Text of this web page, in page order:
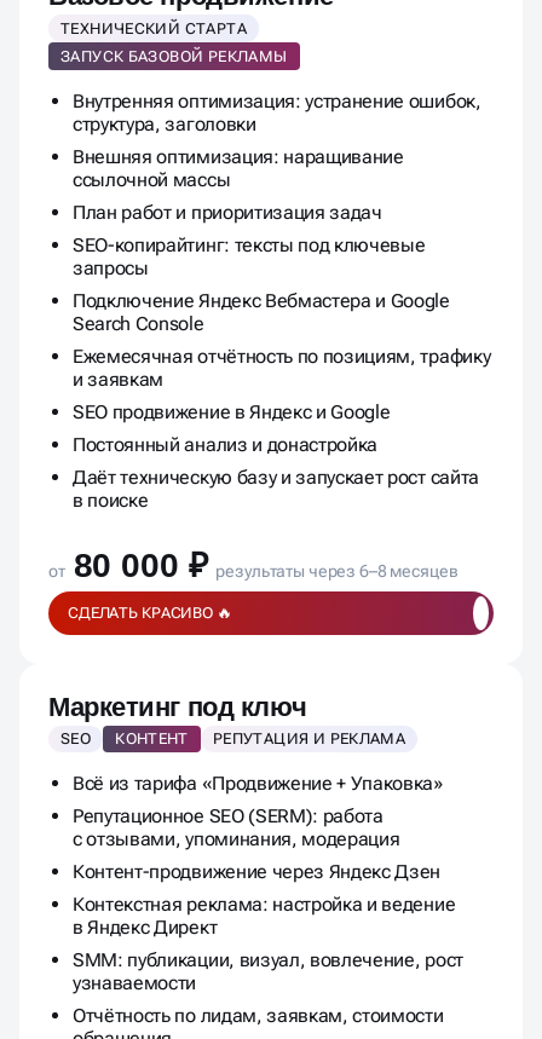
Базовое продвижение
ТЕХНИЧЕСКИЙ СТАРТА
ЗАПУСК БАЗОВОЙ РЕКЛАМЫ
Внутренняя оптимизация: устранение ошибок,
структура, заголовки
Внешняя оптимизация: наращивание
ссылочной массы
План работ и приоритизация задач
SEO-копирайтинг: тексты под ключевые
запросы
Подключение Яндекс Вебмастера и Google
Search Console
Ежемесячная отчётность по позициям, трафику
и заявкам
SEO продвижение в Яндекс и Google
Постоянный анализ и донастройка
Даёт техническую базу и запускает рост сайта
от 80 000 ₽ результаты через 6–8 месяцев
Маркетинг под ключ
SEO КОНТЕНТ РЕПУТАЦИЯ И РЕКЛАМА
Всё из тарифа «Продвижение + Упаковка»
Репутационное SEO (SERM): работа
с отзывами, упоминания, модерация
Контент-продвижение через Яндекс Дзен
Контекстная реклама: настройка и ведение
в Яндекс Директ
SMM: публикации, визуал, вовлечение, рост
узнаваемости